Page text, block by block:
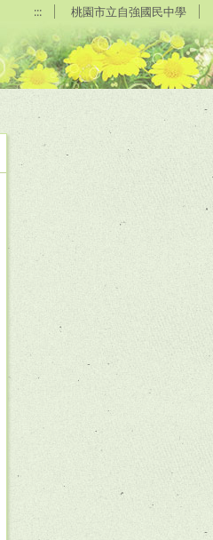
::: 桃園市立自強國民中學